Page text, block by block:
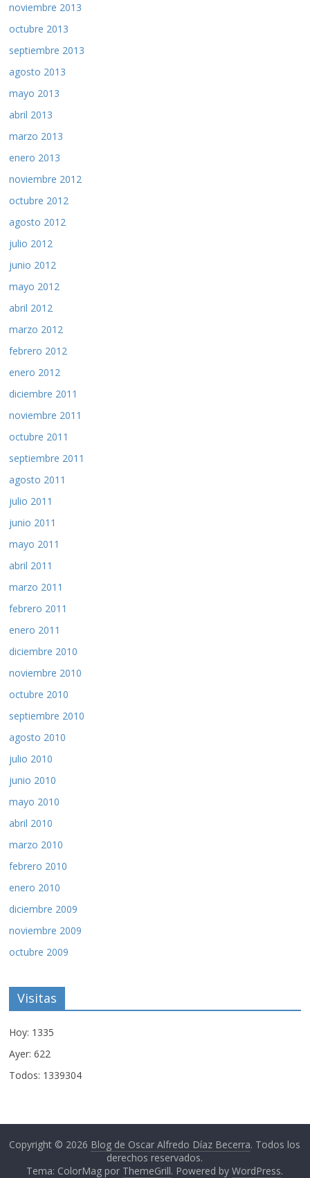
noviembre 2013
octubre 2013
septiembre 2013
agosto 2013
mayo 2013
abril 2013
marzo 2013
enero 2013
noviembre 2012
octubre 2012
agosto 2012
julio 2012
junio 2012
mayo 2012
abril 2012
marzo 2012
febrero 2012
enero 2012
diciembre 2011
noviembre 2011
octubre 2011
septiembre 2011
agosto 2011
julio 2011
junio 2011
mayo 2011
abril 2011
marzo 2011
febrero 2011
enero 2011
diciembre 2010
noviembre 2010
octubre 2010
septiembre 2010
agosto 2010
julio 2010
junio 2010
mayo 2010
abril 2010
marzo 2010
febrero 2010
enero 2010
diciembre 2009
noviembre 2009
octubre 2009
Visitas
Hoy: 1335
Ayer: 622
Todos: 1339304
Copyright © 2026 Blog de Oscar Alfredo Díaz Becerra. Todos los
derechos reservados.
Tema: ColorMag por ThemeGrill. Powered byWordPress.